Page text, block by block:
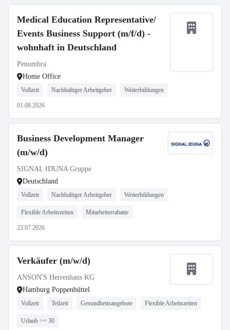
Medical Education Representative/
Events Business Support (m/f/d) -
wohnhaft in Deutschland
Penumbra
Home Office
Vollzeit Nachhaltiger Arbeitgeber Weiterbildungen
01.08.2026
Business Development Manager
(m/w/d)
SIGNAL IDUNA Gruppe
Deutschland
Vollzeit Nachhaltiger Arbeitgeber Weiterbildungen
Flexible Arbeitszeiten Mitarbeiterrabatte
23.07.2026
Verkäufer (m/w/d)
ANSON'S Herrenhaus KG
Hamburg Poppenbüttel
Vollzeit Teilzeit Gesundheitsangebote Flexible Arbeitszeiten
Urlaub >= 30